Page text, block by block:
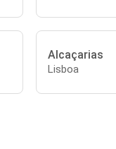
Alcaçarias
Lisboa